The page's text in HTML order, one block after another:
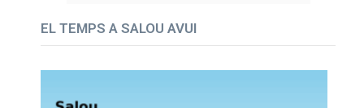
EL TEMPS A SALOU AVUI